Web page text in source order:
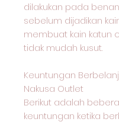
dilakukan pada
sebelum dijadikan
membuat kain katun
tidak mudah kusut.
Keuntungan
Nakusa Outlet
Berikut adalah
keuntungan ketika